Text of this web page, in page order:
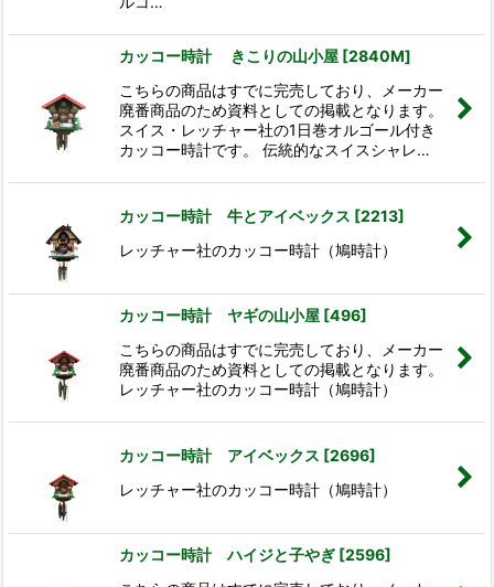
カッコー時計 きこりの山小屋 [2840M]
こちらの商品はすでに完売しており、メーカー
廃番商品のため資料としての掲載となります。
スイス・レッチャー社の1日巻オルゴール付き
カッコー時計です。 伝統的なスイスシャレ…
カッコー時計 牛とアイベックス [2213]
レッチャー社のカッコー時計（鳩時計）
カッコー時計 ヤギの山小屋 [496]
こちらの商品はすでに完売しており、メーカー
廃番商品のため資料としての掲載となります。
レッチャー社のカッコー時計（鳩時計）
カッコー時計 アイベックス [2696]
レッチャー社のカッコー時計（鳩時計）
カッコー時計 ハイジと子やぎ [2596]